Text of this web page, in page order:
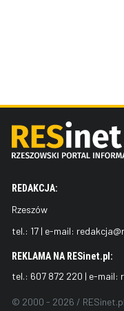
REDAKCJA:
Rzeszów
tel.: 17 | e-mail:
REKLAMA NA RESinet.pl:
tel.: 607 872 220 | e-mail:
© 2000 - 2026 /